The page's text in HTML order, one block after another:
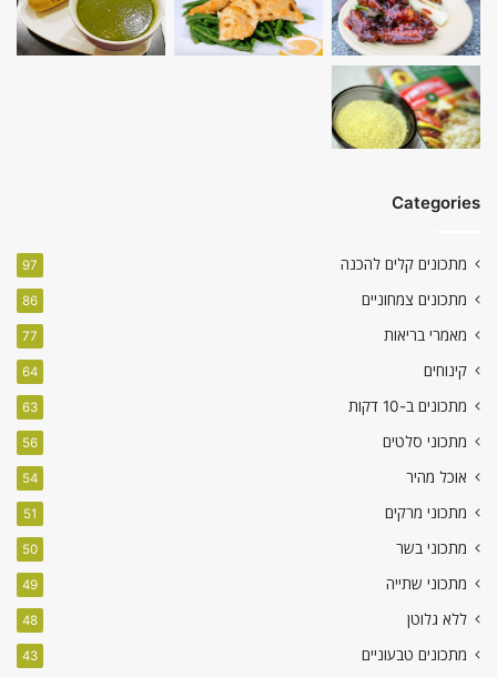
Categories
מתכונים קלים להכנה 97
מתכונים צמחוניים 86
מאמרי בריאות 77
קינוחים 64
מתכונים ב-10 דקות 63
מתכוני סלטים 56
אוכל מהיר 54
מתכוני מרקים 51
מתכוני בשר 50
מתכוני שתייה 49
ללא גלוטן 48
מתכונים טבעוניים 43